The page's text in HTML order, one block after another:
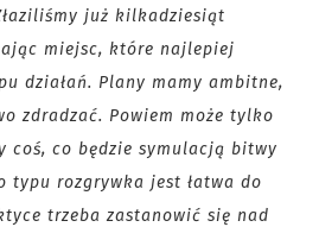
już kilkadziesiąt
miejsc, które najlepiej
działań. Plany mamy ambitne,
zdradzać. Powiem może tylko
coś, co będzie symulacją bitwy
typu rozgrywka jest łatwa do
trzeba zastanowić się nad